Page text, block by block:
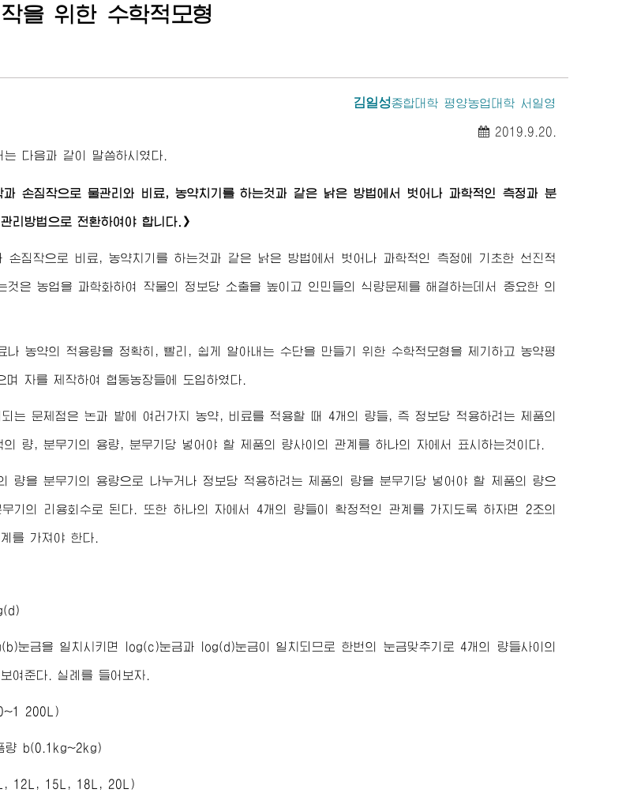
을 위한 수학적모형
김일성종합대학 평양농업대학 서일영
2019.9.20.
는 다음과 같이 말씀하시였다.
과 손짐작으로 물관리와 비료, 농약치기를 하는것과 같은 낡은 방법에서 벗어나 과학적인 측정과 분
리방법으로 전환하여야 합니다.》
손짐작으로 비료, 농약치기를 하는것과 같은 낡은 방법에서 벗어나 과학적인 측정에 기초한 선진적
것은 농업을 과학화하여 작물의 정보당 소출을 높이고 인민들의 식량문제를 해결하는데서 중요한 의
나 농약의 적용량을 정확히, 빨리, 쉽게 알아내는 수단을 만들기 위한 수학적모형을 제기하고 농약평
며 자를 제작하여 협동농장들에 도입하였다.
되는 문제점은 논과 밭에 여러가지 농약, 비료를 적용할 때 4개의 량들, 즉 정보당 적용하려는 제품의
량, 분무기의 용량, 분무기당 넣어야 할 제품의 량사이의 관계를 하나의 자에서 표시하는것이다.
량을 분무기의 용량으로 나누거나 정보당 적용하려는 제품의 량을 분무기당 넣어야 할 제품의 량으
기의 리용회수로 된다. 또한 하나의 자에서 4개의 량들이 확정적인 관계를 가지도록 하자면 2조의
를 가져야 한다.
눈금을 일치시키면 log(c)눈금과 log(d)눈금이 일치되므로 한번의 눈금맞추기로 4개의 량들사이의
여준다. 실례를 들어보자.
200L)
량 b(0.1kg~2kg)
12L, 15L, 18L, 20L)